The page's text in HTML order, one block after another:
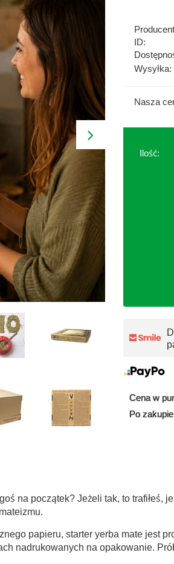
ID:
Wysyłka:
Nasza
Ilość:
Cena w
Po
na początek? Jeżeli tak, to trafiłeś,
papieru, starter yerba mate jest
nadrukowanych na opakowanie.